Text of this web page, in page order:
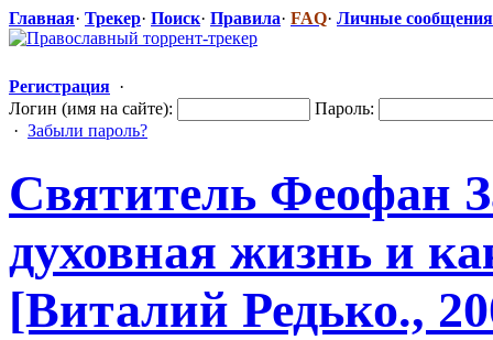
Главная· Трекер· Поиск· Правила· FAQ· Личные сообщения
Регистрация ·
Логин (имя на сайте):
Пароль:
· Забыли пароль?
Святитель Феофан
духовная жизнь и
[Виталий Редько.,